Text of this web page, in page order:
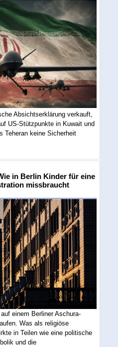
Absichtserklärung verkauft,
US-Stützpunkte in Kuwait und
Teheran keine Sicherheit
in Berlin Kinder für eine
missbraucht
einem Berliner Aschura-
Was als religiöse
in Teilen wie eine politische
und die